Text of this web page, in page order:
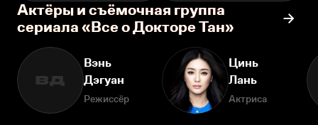
Актёры и съёмочная группа
сериала «Все о Докторе Тан»
ВД
Вэнь
Дэгуан
Режиссёр
Цинь
Лань
Актриса